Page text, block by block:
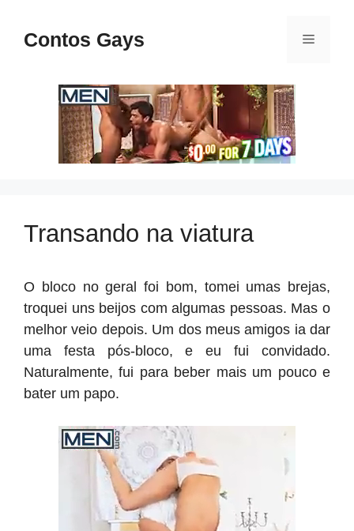
paraContos Gays Menu
Transando na viatura
O bloco no geral foi bom, tomei umas brejas,
troquei uns beijos com algumas pessoas. Mas o
melhor veio depois. Um dos meus amigos ia dar
uma festa pós-bloco, e eu fui convidado.
Naturalmente, fui para beber mais um pouco e
bater um papo.